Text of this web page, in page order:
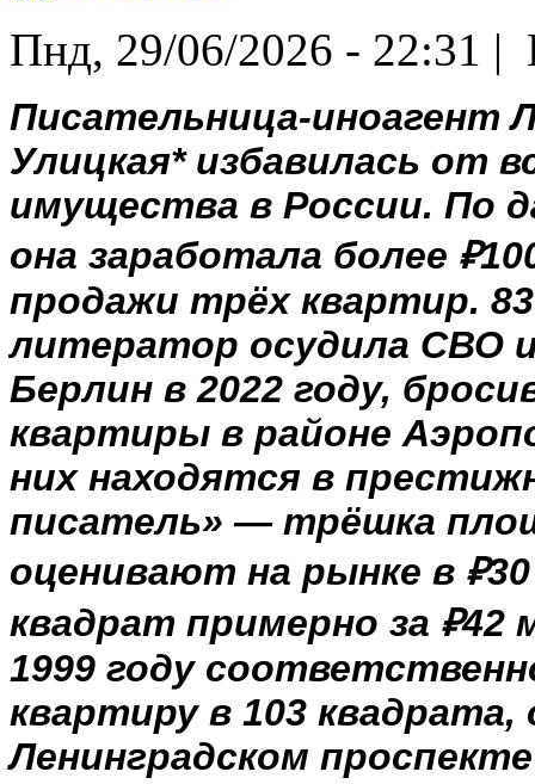
Пнд, 29/06/2026 - 22:31 |
Писательница-иноагент
Улицкая* избавилась от
имущества в России. По
она заработала более
продажи трёх квартир.
литератор осудила СВО
Берлин в 2022 году,
квартиры в районе
них находятся в
писатель» — трёшка
оценивают на рынке в
квадрат примерно за ₽42
1999 году
квартиру в 103
Ленинградском